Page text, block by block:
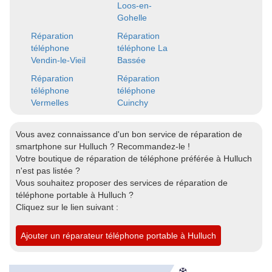
Loos-en-
Gohelle
Réparation
téléphone
Vendin-le-Vieil
Réparation
téléphone La
Bassée
Réparation
téléphone
Vermelles
Réparation
téléphone
Cuinchy
Vous avez connaissance d'un bon service de réparation de
smartphone sur Hulluch ? Recommandez-le !
Votre boutique de réparation de téléphone préférée à Hulluch
n'est pas listée ?
Vous souhaitez proposer des services de réparation de
téléphone portable à Hulluch ?
Cliquez sur le lien suivant :
Ajouter un réparateur téléphone portable à Hulluch